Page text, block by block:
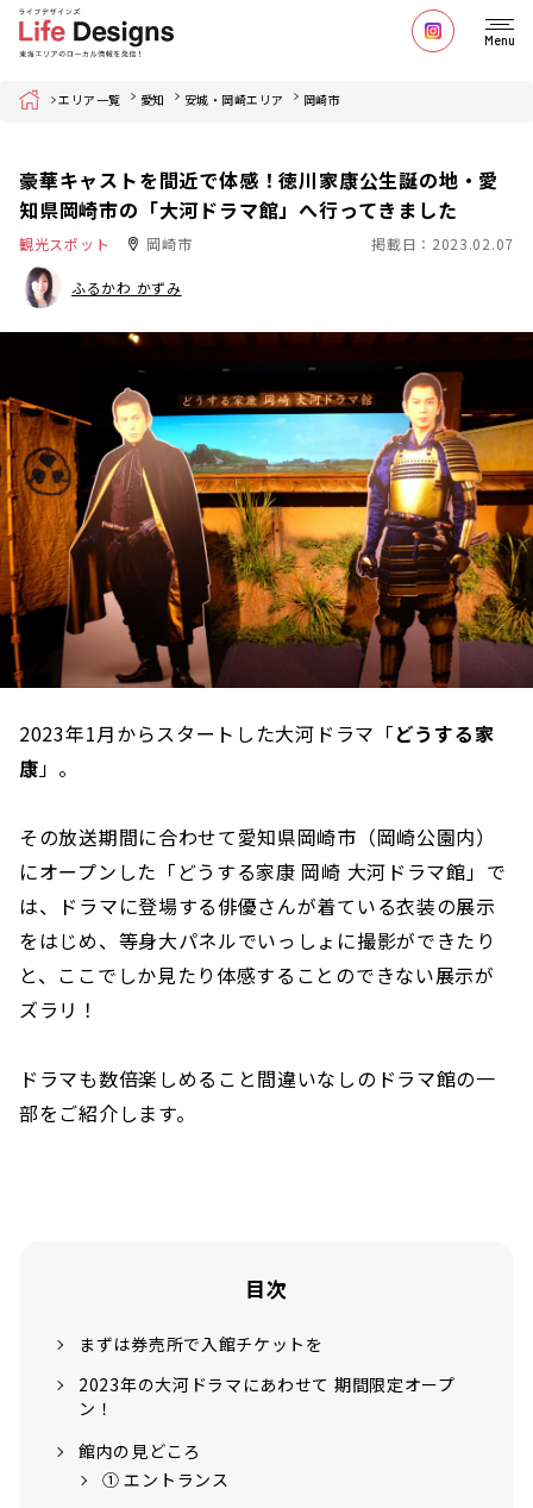
Menu
Home エリア一覧 愛知 安城・岡崎エリア 岡崎市
豪華キャストを間近で体感！徳川家康公生誕の地・愛
知県岡崎市の「大河ドラマ館」へ行ってきました
観光スポット 岡崎市 掲載日：2023.02.07
ふるかわ かずみ
2023年1月からスタートした大河ドラマ「どうする家
康 」。
その放送期間に合わせて愛知県岡崎市（岡崎公園内）
にオープンした「どうする家康 岡崎 大河ドラマ館」で
は、ドラマに登場する俳優さんが着ている衣装の展示
をはじめ、等身大パネルでいっしょに撮影ができたり
と、ここでしか見たり体感することのできない展示が
ズラリ！
ドラマも数倍楽しめること間違いなしのドラマ館の一
部をご紹介します。
目次
まずは券売所で入館チケットを
2023年の大河ドラマにあわせて 期間限定オープ
ン！
館内の見どころ
① エントランス